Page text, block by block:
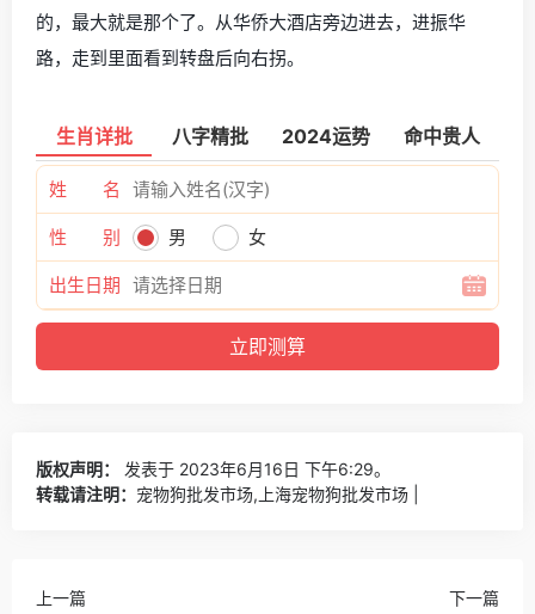
的，最大就是那个了。从华侨大酒店旁边进去，进振华
路，走到里面看到转盘后向右拐。
生肖详批 八字精批 2024运势 命中贵人
姓 名
性 别 男 女
出生日期
版权声明：
发表于 2023年6月16日 下午6:29。
转载请注明： 宠物狗批发市场,上海宠物狗批发市场 |
上一篇 下一篇